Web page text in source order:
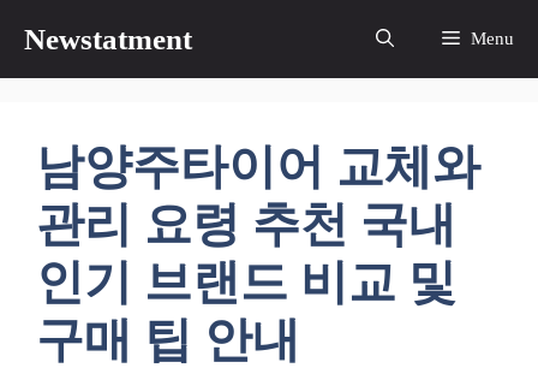
츠
Newstatment Menu
남양주타이어 교체와
관리 요령 추천 국내
인기 브랜드 비교 및
구매 팁 안내